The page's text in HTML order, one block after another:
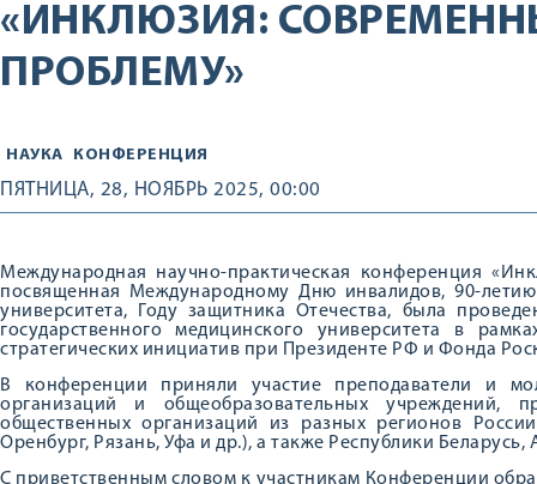
«ИНКЛЮЗИЯ:
ПРОБЛЕМУ»
НАУКА КОНФЕРЕНЦИЯ
ПЯТНИЦА, 28, НОЯБРЬ 2025, 00:00
Международная научно-практическая конференция
посвященная Международному Дню инвалидов, 90-летию
университета, Году защитника Отечества, была
государственного медицинского университета в
стратегических инициатив при Президенте РФ и Фонда
В конференции приняли участие преподаватели и
организаций и общеобразовательных учреждений,
общественных организаций из разных регионов
Оренбург, Рязань, Уфа и др.), а также Республики
С приветственным словом к участникам Конференции